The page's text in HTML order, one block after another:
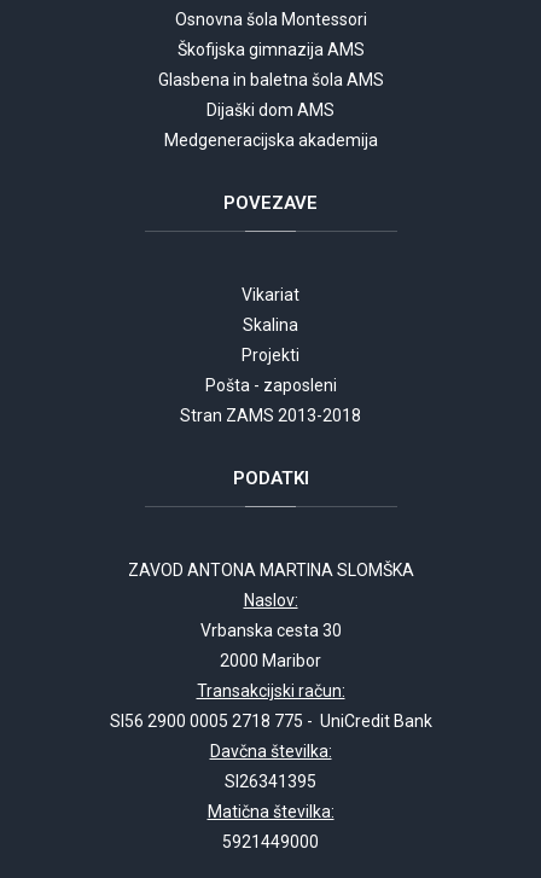
Osnovna šola Montessori
Škofijska gimnazija AMS
Glasbena in baletna šola AMS
Dijaški dom AMS
Medgeneracijska akademija
POVEZAVE
Vikariat
Skalina
Projekti
Pošta - zaposleni
Stran ZAMS 2013-2018
PODATKI
ZAVOD ANTONA MARTINA SLOMŠKA
Naslov:
Vrbanska cesta 30
2000 Maribor
Transakcijski račun:
SI56 2900 0005 2718 775 - UniCredit Bank
Davčna številka:
SI26341395
Matična številka:
5921449000